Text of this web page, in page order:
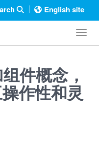
English site
件概念，
作性和灵